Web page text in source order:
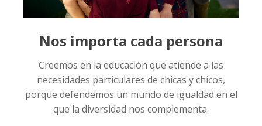
Nos importa cada persona
Creemos en la educación que atiende a las
necesidades particulares de chicas y chicos,
porque defendemos un mundo de igualdad en el
que la diversidad nos complementa.